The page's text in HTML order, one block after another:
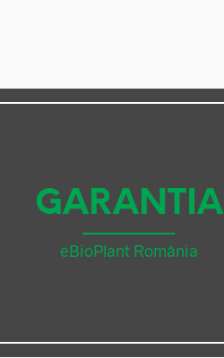
GARANTIA
eBioPlant România